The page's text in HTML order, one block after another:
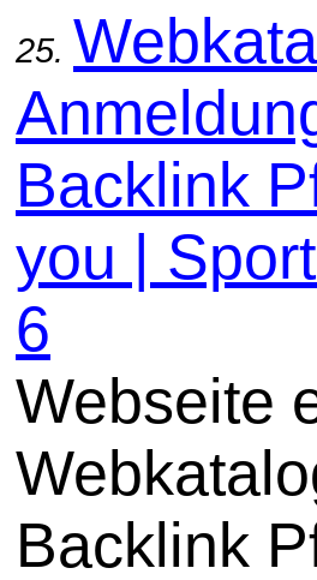
25.
Backlink
you |
6
Webseite
Backlink